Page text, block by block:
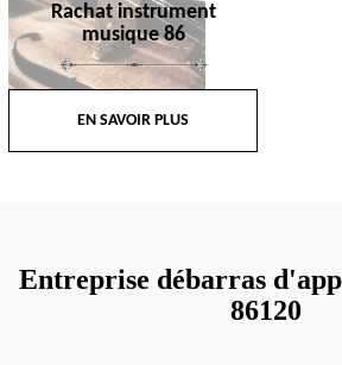
Rachat instrument
musique 86
EN SAVOIR PLUS
Entreprise débarras
86120